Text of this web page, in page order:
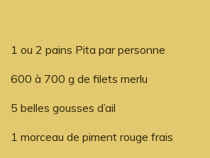
1 ou 2 pains Pita par personne
600 à 700 g de filets merlu
5 belles gousses d’ail
1 morceau de piment rouge frais